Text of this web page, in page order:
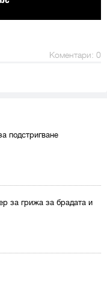
Коментари: 0
подстригване
за грижа за брадата и